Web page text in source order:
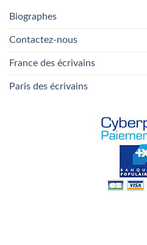
Biographes
Contactez-nous
France des écrivains
Paris des écrivains